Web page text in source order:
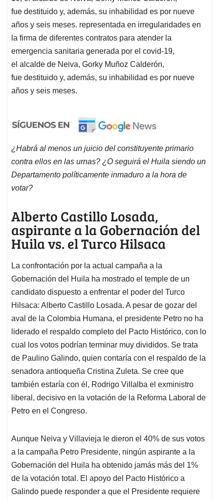
fue destituido y, además, su inhabilidad es por nueve
años y seis meses. representada en irregularidades en
la firma de diferentes contratos para atender la
emergencia sanitaria generada por el covid-19,
el alcalde de Neiva, Gorky Muñoz Calderón,
fue destituido y, además, su inhabilidad es por nueve
años y seis meses.
¿Habrá al menos un juicio del constituyente primario
contra ellos en las urnas? ¿O seguirá el Huila siendo un
Departamento políticamente inmaduro a la hora de
votar?
Alberto Castillo Losada,
aspirante a la Gobernación del
Huila vs. el Turco Hilsaca
La confrontación por la actual campaña a la
Gobernación del Huila ha mostrado el temple de un
candidato dispuesto a enfrentar el poder del Turco
Hilsaca: Alberto Castillo Losada. A pesar de gozar del
aval de la Colombia Humana, el presidente Petro no ha
liderado el respaldo completo del Pacto Histórico, con lo
cual los votos podrían terminar muy divididos. Se trata
de Paulino Galindo, quien contaría con el respaldo de la
senadora antioqueña Cristina Zuleta. Se cree que
también estaría con él, Rodrigo Villalba el exministro
liberal, decisivo en la votación de la Reforma Laboral de
Petro en el Congreso.
Aunque Neiva y Villavieja le dieron el 40% de sus votos
a la campaña Petro Presidente, ningún aspirante a la
Gobernación del Huila ha obtenido jamás más del 1%
de la votación total. El apoyo del Pacto Histórico a
Galindo puede responder a que el Presidente requiere